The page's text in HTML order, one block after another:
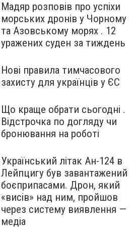
Мадяр розповів про успіхи
морських дронів у Чорному
та Азовському морях . 12
уражених суден за тиждень
Нові правила тимчасового
захисту для українців у ЄС
Що краще обрати сьогодні .
Відстрочка по догляду чи
бронювання на роботі
Український літак Ан-124 в
Лейпцигу був завантажений
боєприпасами. Дрон, який
«висів» над ним, пройшов
через систему виявлення —
медіа